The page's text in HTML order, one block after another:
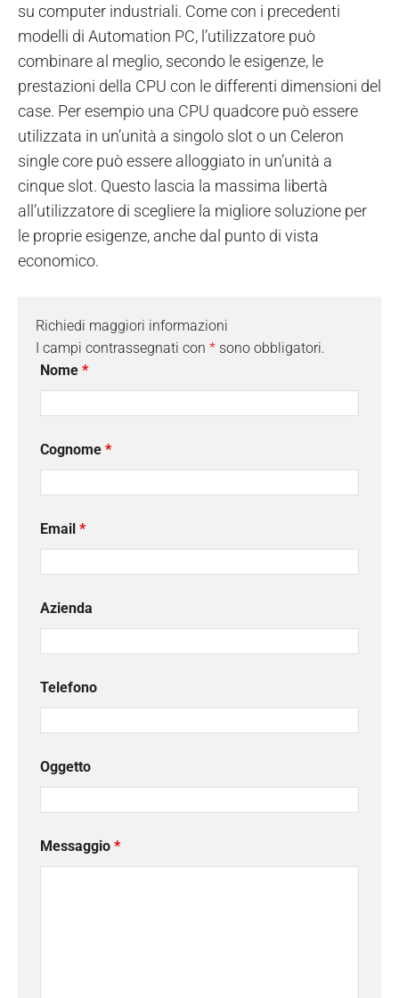
su computer industriali. Come con i precedenti
modelli di Automation PC, l’utilizzatore può
combinare al meglio, secondo le esigenze, le
prestazioni della CPU con le differenti dimensioni del
case. Per esempio una CPU quadcore può essere
utilizzata in un’unità a singolo slot o un Celeron
single core può essere alloggiato in un’unità a
cinque slot. Questo lascia la massima libertà
all’utilizzatore di scegliere la migliore soluzione per
le proprie esigenze, anche dal punto di vista
economico.
Richiedi maggiori informazioni
I campi contrassegnati con * sono obbligatori.
Nome *
Cognome *
Email *
Azienda
Telefono
Oggetto
Messaggio *